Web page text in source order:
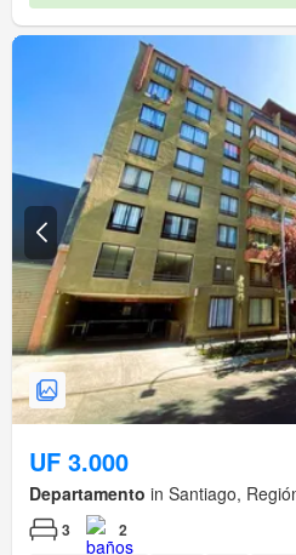
UF 3.000
Departamento in Santiago,
3 2